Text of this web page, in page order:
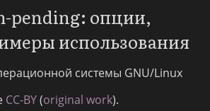
pending: опции,
использования
системы GNU/Linux
CC-BY(original work).